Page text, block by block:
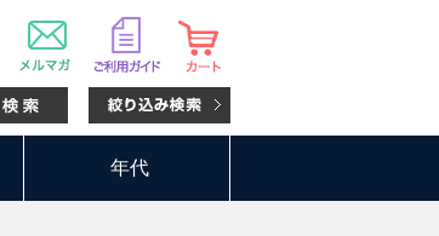
年代